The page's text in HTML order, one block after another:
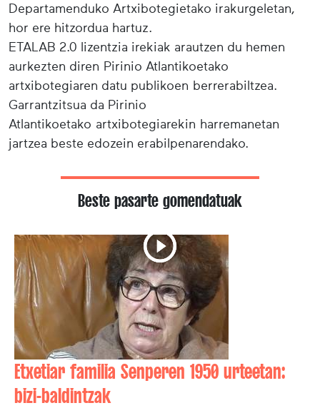
Departamenduko Artxibotegietako irakurgeletan,
hor ere hitzordua hartuz.
ETALAB 2.0 lizentzia irekiak arautzen du hemen
aurkezten diren Pirinio Atlantikoetako
artxibotegiaren datu publikoen berrerabiltzea.
Garrantzitsua da Pirinio
Atlantikoetako artxibotegiarekin harremanetan
jartzea beste edozein erabilpenarendako.
Beste pasarte gomendatuak
Etxetiar familia Senperen 1950 urteetan:
bizi-baldintzak